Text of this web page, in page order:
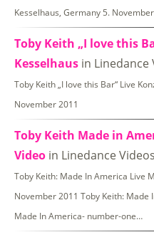
Kesselhaus, Germany 5.
Toby Keith „I love this
Kesselhaus in Linedance
Toby Keith „I love this Bar“ Live
November 2011
Toby Keith Made in
Video in Linedance Videos
Toby Keith: Made In America Live
November 2011 Toby Keith: Made
Made In America- number-one…